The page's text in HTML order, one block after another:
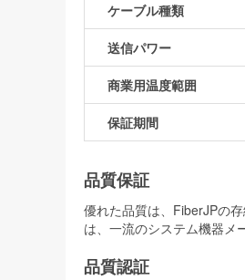
ケーブル種類
送信パワー
商業用温度範囲
保証期間
品質保証
優れた品質は、FiberJPの
は、一流のシステム機器メ
品質認証